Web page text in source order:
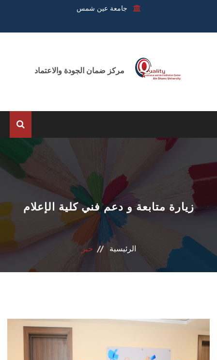
جامعة عين شمس
عن المركز
الوحدات
تسجيل الدورات
زيارة متابعة و دعم فني كلية الإعلام
الرئيسية خبر